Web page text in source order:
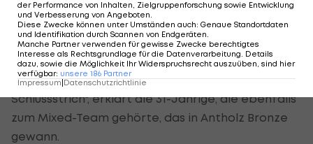
"Ich habe immer hundert Prozent gegeben. Aber
im Moment merke ich, dass ich diese hundert
Prozent für die letzten Weltcupstationen nicht
mehr aufbringen würde. Und deshalb ziehe ich
jetzt ganz bewusst und konsequent einen
Schlussstrich", erklärt die 31-Jährige, die ebenfalls
zum Mixed-Team gehörte, das in Antholz Bronze
gewann.
der Performance von Inhalten, Zielgruppenforschung sowie Entwicklung
und Verbesserung von Angeboten.
Diese Zwecke können unter Umständen auch: Genaue Standortdaten
und Identifikation durch Scannen von Endgeräten.
Manche Partner verwenden für gewisse Zwecke berechtigtes
Interesse als Rechtsgrundlage für die Datenverarbeitung. Details
dazu, sowie die Möglichkeit Ihr Widerspruchsrecht auszuüben, sind hier
verfügbar: unsere 186 Partner
Impressum Datenschutzrichtlinie